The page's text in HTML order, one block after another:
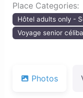
Place Categories:
Hôtel adults only -
Voyage senior
Photos